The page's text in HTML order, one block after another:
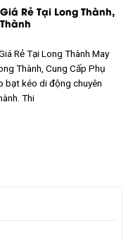
Rẻ Tại Long Thành,
Rẻ Tại Long Thành May
Thành, Cung Cấp Phụ
bạt kéo di động chuyên
Thi